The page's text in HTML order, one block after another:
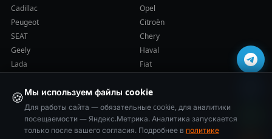
Cadillac
Opel
Peugeot
Citroën
SEAT
Chery
Geely
Haval
Lada
Fiat
© 2014–2026 Cars-Health (ООО «ВСЕ ПРО АКПП»). Все права
🍪Мы используем файлы cookie
Для работы сайта — обязательные cookie, для аналитики
посещаемости — Яндекс.Метрика. Аналитика запускается
только после вашего согласия. Подробнее в политике